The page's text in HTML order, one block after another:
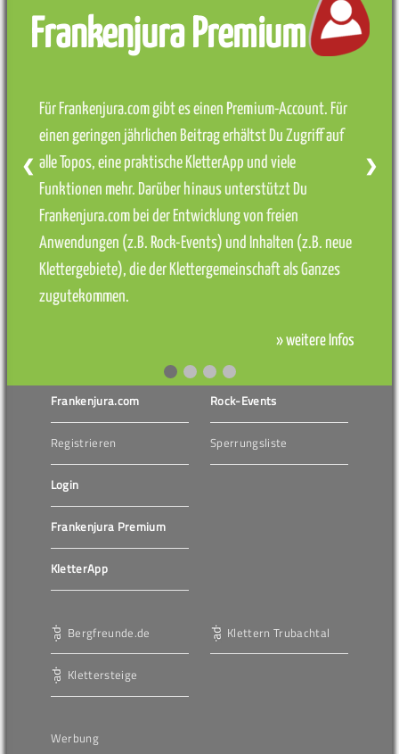
Frankenjura Premium
Für Frankenjura.com gibt es einen Premium-Account. Für
einen geringen jährlichen Beitrag erhältst Du Zugriff auf
alle Topos, eine praktische KletterApp und viele
Funktionen mehr. Darüber hinaus unterstützt Du
Frankenjura.com bei der Entwicklung von freien
Anwendungen (z.B. Rock-Events) und Inhalten (z.B. neue
Klettergebiete), die der Klettergemeinschaft als Ganzes
zugutekommen.
» weitere Infos
❮ ❯
Frankenjura.com
Registrieren
Login
Frankenjura Premium
KletterApp
Rock-Events
Sperrungsliste
Bergfreunde.de
Klettersteige
Klettern Trubachtal
Werbung